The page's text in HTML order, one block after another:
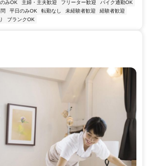
みOK 主婦・主夫歓迎 フリーター歓迎
バイク通勤OK
平日のみOK 転勤なし 未経験者歓迎
経験者歓迎
ブランクOK